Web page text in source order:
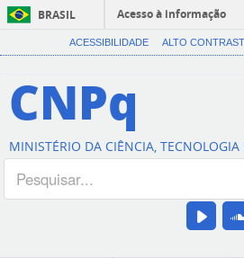
BRASIL
Acesso à informação
ACESSIBILIDADE ALTO
CNPq
MINISTÉRIO DA CIÊNCIA, TECNOLOGIA